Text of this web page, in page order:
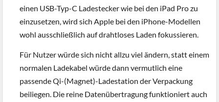
einen USB-Typ-C Ladestecker wie bei den iPad Pro zu
einzusetzen, wird sich Apple bei den iPhone-Modellen
wohl ausschließlich auf drahtloses Laden fokussieren.
Für Nutzer würde sich nicht allzu viel ändern, statt einem
normalen Ladekabel würde dann vermutlich eine
passende Qi-(Magnet)-Ladestation der Verpackung
beiliegen. Die reine Datenübertragung funktioniert auch